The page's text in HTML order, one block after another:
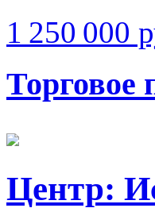
1 250 000
Торговое
Центр: